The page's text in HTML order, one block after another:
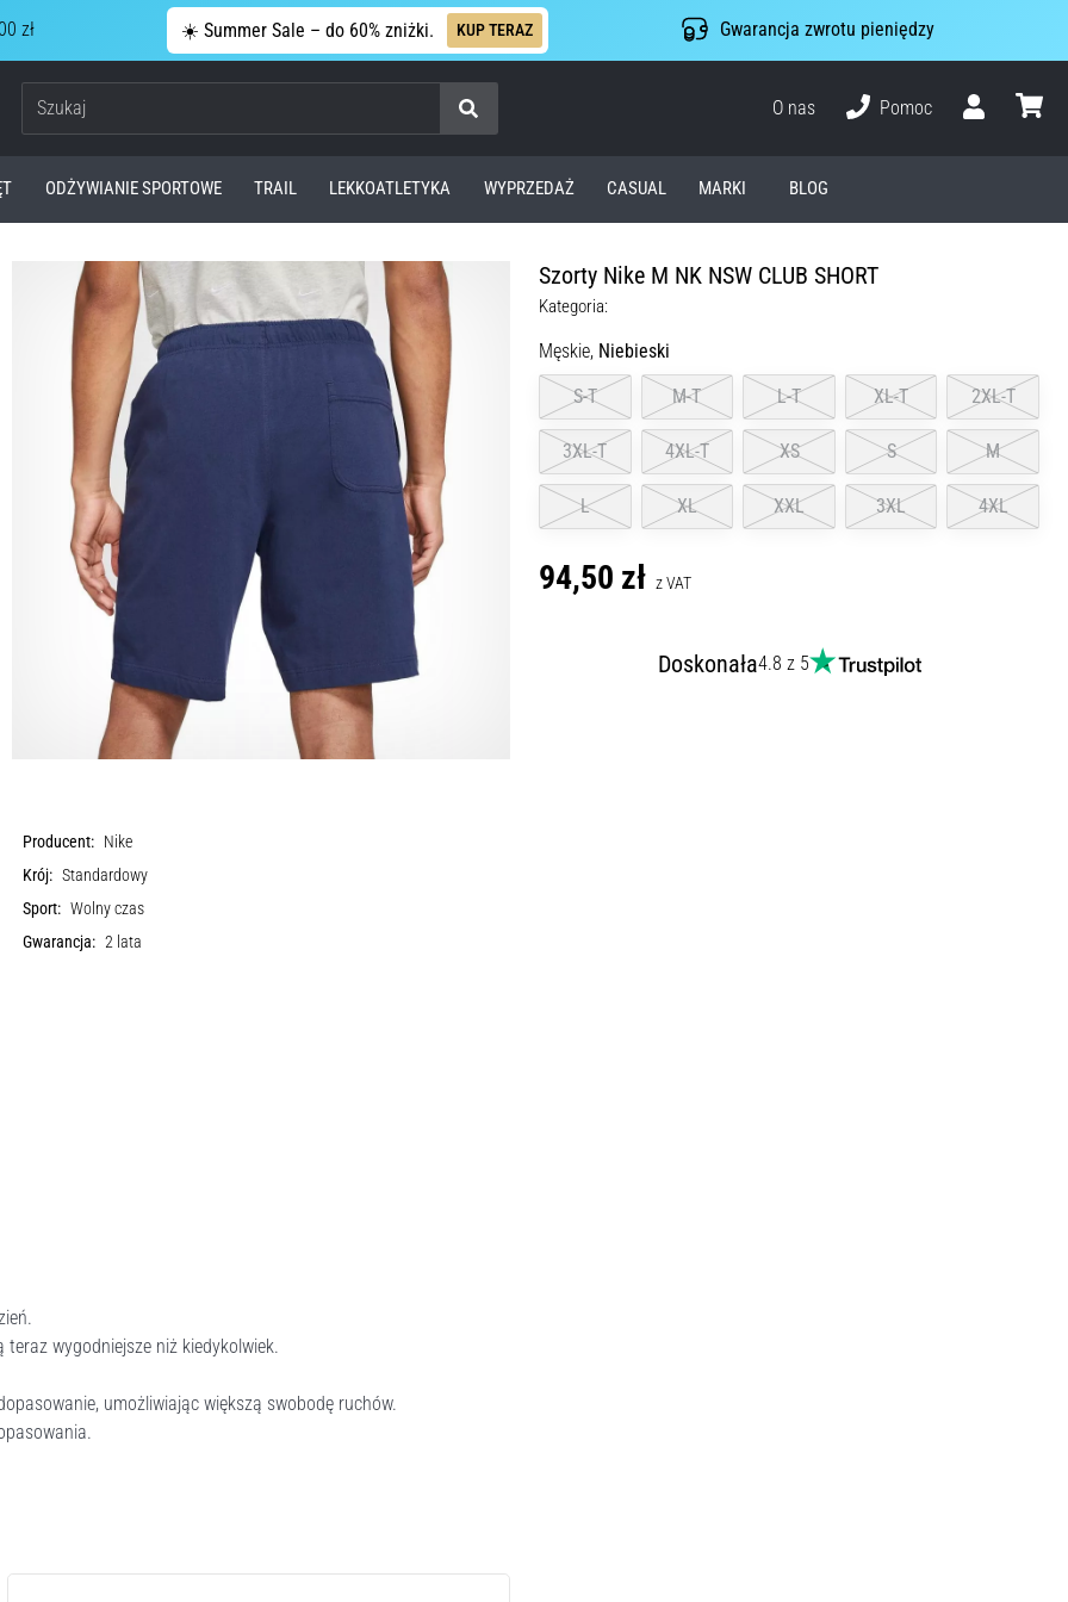
zł ☀️ Summer Sale – do 60% zniżki. KUP TERAZ Gwarancja zwrotu pieniędzy
Szukaj
O nas
Pomoc
ODŻYWIANIE SPORTOWE TRAIL LEKKOATLETYKA WYPRZEDAŻ CASUAL MARKI BLOG
Szorty Nike M NK NSW CLUB SHORT
Kategoria:
Męskie, Niebieski
S-T
M-T L-T XL-T 2XL-T
3XL-T 4XL-T XS S M
L XL XXL 3XL 4XL
94,50 zł z VAT
Doskonała4.8 z 5
Producent: Nike
Krój: Standardowy
Sport: Wolny czas
Gwarancja: 2 lata
wygodniejsze niż kiedykolwiek.
umożliwiając większą swobodę ruchów.